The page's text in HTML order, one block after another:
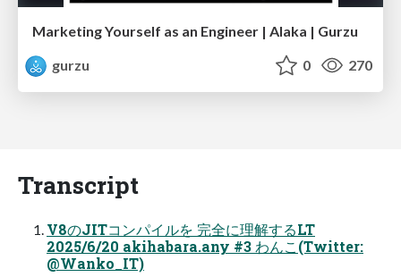
Marketing Yourself as an Engineer | Alaka | Gurzu
gurzu
0 270
Transcript
V8のJITコンパイルを 完全に理解するLT
2025/6/20 akihabara.any #3 わんこ(Twitter:
@Wanko_IT)